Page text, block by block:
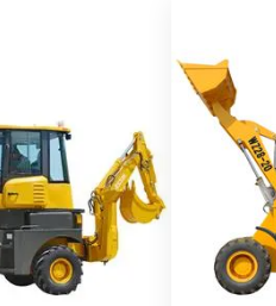
y proveedores
equipos de alta
variedad de opciones
gama de retroexcavadoras y